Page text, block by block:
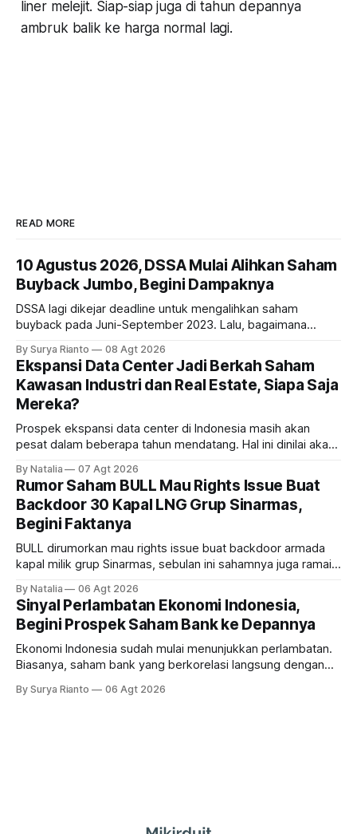
liner melejit. Siap-siap juga di tahun depannya
ambruk balik ke harga normal lagi.
READ MORE
10 Agustus 2026, DSSA Mulai Alihkan Saham
Buyback Jumbo, Begini Dampaknya
DSSA lagi dikejar deadline untuk mengalihkan saham
buyback pada Juni-September 2023. Lalu, bagaimana
By Surya Rianto 08 Agt 2026
Ekspansi Data Center Jadi Berkah Saham
Kawasan Industri dan Real Estate, Siapa Saja
Mereka?
Prospek ekspansi data center di Indonesia masih akan
pesat dalam beberapa tahun mendatang. Hal ini dinilai akan
estate, ada siapa saja mereka?
By Natalia 07 Agt 2026
Rumor Saham BULL Mau Rights Issue Buat
Backdoor 30 Kapal LNG Grup Sinarmas,
Begini Faktanya
BULL dirumorkan mau rights issue buat backdoor armada
kapal milik grup Sinarmas, sebulan ini sahamnya juga ramai
masih menarik dilirik?
By Natalia 06 Agt 2026
Sinyal Perlambatan Ekonomi Indonesia,
Begini Prospek Saham Bank ke Depannya
Ekonomi Indonesia sudah mulai menunjukkan perlambatan.
Biasanya, saham bank yang berkorelasi langsung dengan
bank ke depannya?
By Surya Rianto 06 Agt 2026